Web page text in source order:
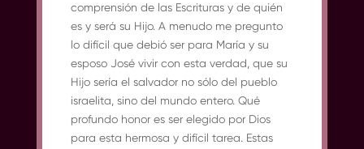
comprensión de las Escrituras y de quién
es y será su Hijo. A menudo me pregunto
lo difícil que debió ser para María y su
esposo José vivir con esta verdad, que su
Hijo sería el salvador no sólo del pueblo
israelita, sino del mundo entero. Qué
profundo honor es ser elegido por Dios
para esta hermosa y difícil tarea. Estas